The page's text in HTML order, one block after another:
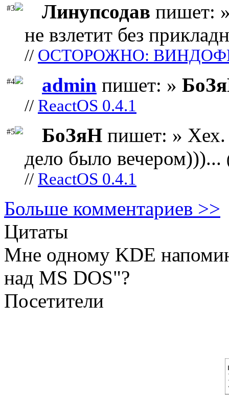
#3 Линупсодав пишет:
не взлетит без
// ОСТОРОЖНО:
#4 admin пишет: »
// ReactOS 0.4.1
#5 БоЗяН пишет: » Хех.
дело было вечером)))...
// ReactOS 0.4.1
Больше комментариев >>
Цитаты
Мне одному KDE
над MS DOS"?
Посетители